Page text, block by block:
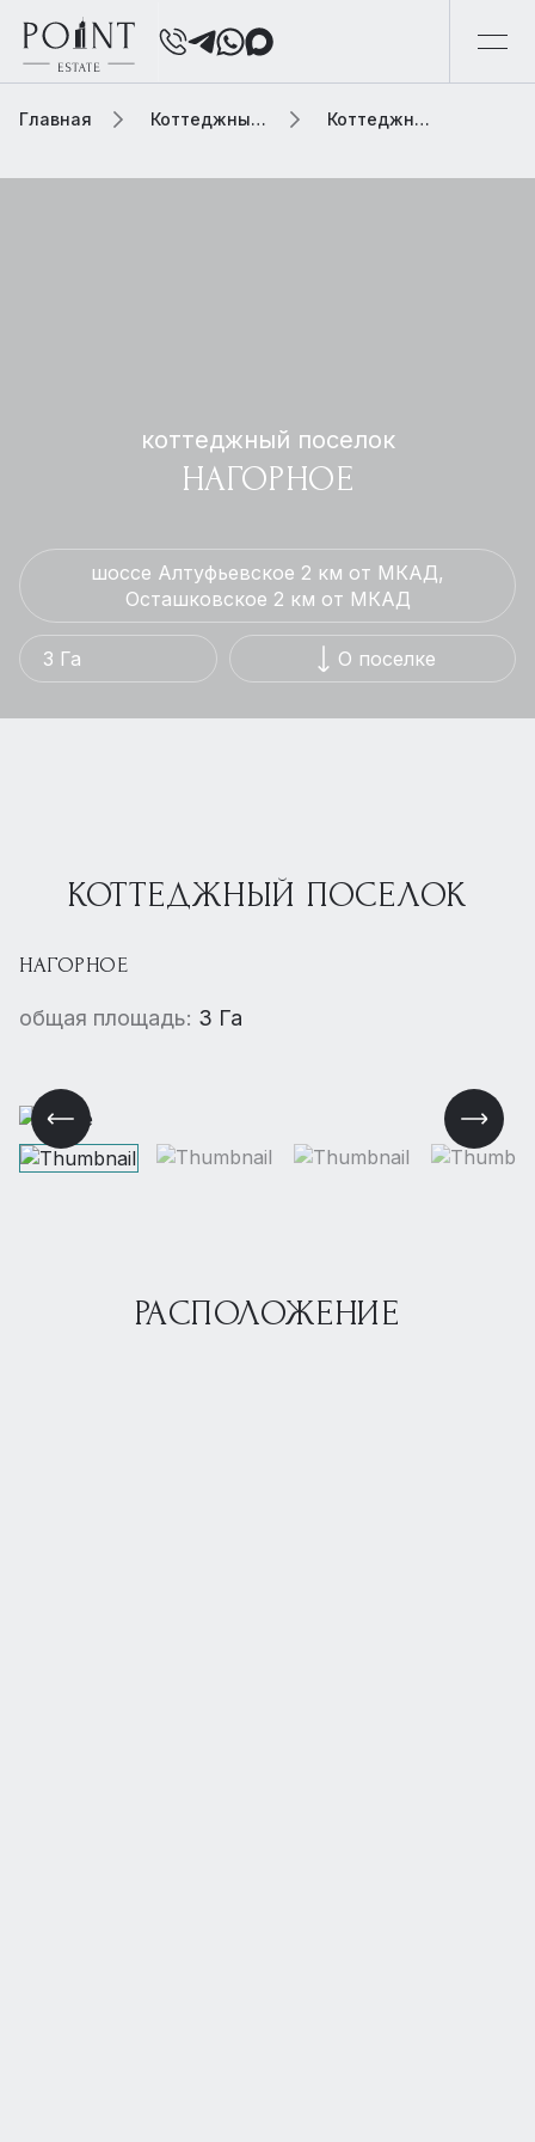
Главная Коттеджный поселок Коттеджный поселок нагорное
коттеджный поселок
НАГОРНОЕ
шоссе Алтуфьевское 2 км от МКАД,
Осташковское 2 км от МКАД
3 Га О поселке
КОТТЕДЖНЫЙ ПОСЕЛОК
НАГОРНОЕ
общая площадь: 3 Га
РАСПОЛОЖЕНИЕ